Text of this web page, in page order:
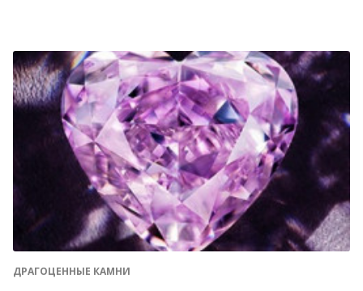
ДРАГОЦЕННЫЕ КАМНИ